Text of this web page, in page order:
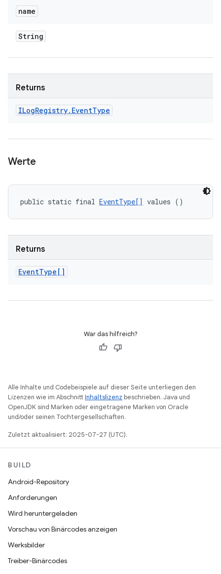
name
String
Returns
ILogRegistry. EventType
Werte
public static final EventType[] values ()
Returns
EventType[]
War das hilfreich?
Alle Inhalte und Codebeispiele auf dieser Seite unterliegen den
Lizenzen wie im AbschnittInhaltslizenz beschrieben. Java und
OpenJDK sind Marken oder eingetragene Marken von Oracle
und/oder seinen Tochtergesellschaften.
Zuletzt aktualisiert: 2025-07-27 (UTC).
BUILD
Android-Repository
Anforderungen
Wird heruntergeladen
Vorschau von Binärcodes anzeigen
Werksbilder
Treiber-Binärcodes